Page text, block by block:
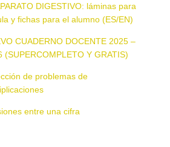
DIGESTIVO: láminas para
y fichas para el alumno (ES/EN)
CUADERNO DOCENTE 2025 –
(SUPERCOMPLETO Y GRATIS)
de problemas de
entre una cifra